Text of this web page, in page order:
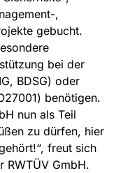
,
gebucht.
bei der
BDSG) oder
benötigen.
nun als Teil
zu dürfen, hier
freut sich
RWTÜV GmbH.